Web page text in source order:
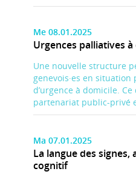
Me 08.01.2025
Urgences palliatives
Une nouvelle structure
genevois·es en
d’urgence à domicile.
partenariat public-privé
Ma 07.01.2025
La langue des
cognitif